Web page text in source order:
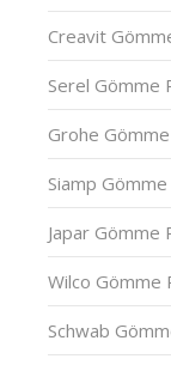
Creavit
Serel Gömme
Grohe
Siamp
Japar Gömme
Wilco Gömme
Schwab